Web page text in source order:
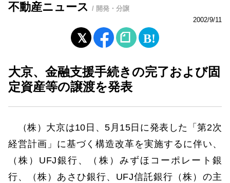
不動産ニュース / 開発・分譲
2002/9/11
大京、金融支援手続きの完了および固
定資産等の譲渡を発表
（株）大京は10日、5月15日に発表した「第2次
経営計画」に基づく構造改革を実施するに伴い、
（株）UFJ銀行、（株）みずほコーポレート銀
行、（株）あさひ銀行、UFJ信託銀行（株）の主